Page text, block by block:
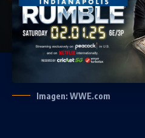
Imagen: WWE.com